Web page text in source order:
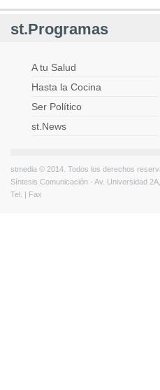
st.Programas
A tu Salud
Hasta la Cocina
Ser Político
st.News
stmedia © 2014. Todos los derechos
Síntesis Comunicación - Av. Universidad
Tel. | Fax